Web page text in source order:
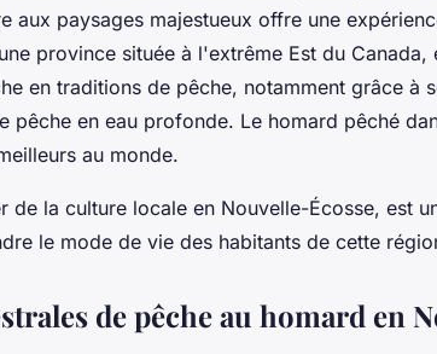
aux paysages majestueux offre une
province située à l'extrême Est du Canada,
en traditions de pêche, notamment grâce à
pêche en eau profonde. Le homard pêché
au monde.
de la culture locale en Nouvelle-Écosse, est
le mode de vie des habitants de cette
de pêche au homard en